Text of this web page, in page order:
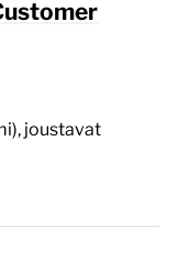
joustavat